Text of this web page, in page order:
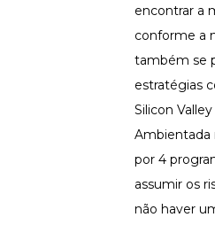
Infográfico
Conteúdo prático e
Materiais centralizados
Newsletters
encontrar a
conforme a
também se
estratégias
Silicon Valley
Ambientada
por 4
assumir os
não haver